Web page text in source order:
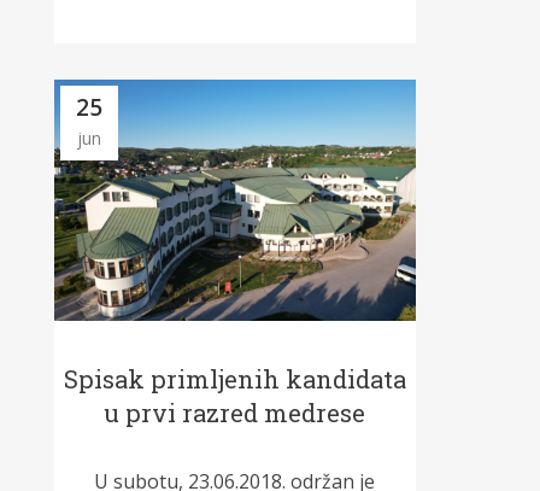
25
jun
Spisak primljenih kandidata
u prvi razred medrese
U subotu, 23.06.2018. održan je